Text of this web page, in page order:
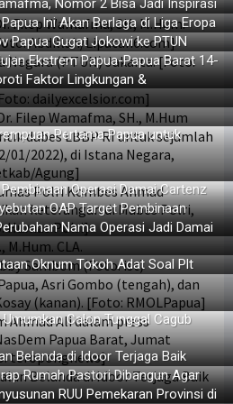
Filep Wamafma: RUU Bahasa Daerah Harus Prioritas Prolegnas
Ketua Komite 3 DPD RI Dukung PKH Kemensos Dilanjutkan
Filep Kecam Penembakan Remaja di Semarang oleh Oknum Polisi
Nomor 2 Bisa Jadi Inspirasi
Ini Akan Berlaga di Liga Eropa
Papua Gugat Jokowi ke PTUN
Ekstrem Papua-Papua Barat 14-
Faktor Lingkungan &
Pertama Papua untuk
Operasi Damai Cartenz
OAP Target Pembinaan
Nama Operasi Jadi Damai
Oknum Tokoh Adat Soal Plt
Calon Tunggal Cagub
Belanda di Idoor Terjaga Baik
Rumah Pastori Dibangun Agar
RUU Pemekaran Provinsi di